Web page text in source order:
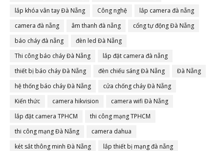
lắp khóa vân tay Đà Nẵng
Công nghệ
lắp camera đà nẵng
camera đà nẵng
âm thanh đà nẵng
cổng tự động Đà Nẵng
báo cháy đà nẵng
đèn led Đà Nẵng
Thi công báo cháy Đà Nẵng
lắp đặt camera đà nẵng
thiết bị báo cháy Đà Nẵng
đèn chiếu sáng Đà Nẵng
Đà Nẵng
hệ thống báo cháy Đà Nẵng
cửa chống cháy Đà Nẵng
Kiến thức
camera hikvision
camera wifi Đà Nẵng
lắp đặt camera TPHCM
thi công mạng TPHCM
thi công mạng Đà Nẵng
camera dahua
két sắt thông minh Đà Nẵng
lắp thiết bị mạng đà nẵng